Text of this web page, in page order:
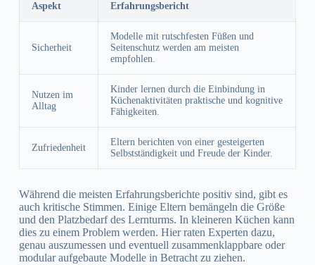
Aspekt Erfahrungsbericht
Sicherheit
Modelle mit rutschfesten Füßen und
Seitenschutz werden am meisten
empfohlen.
Nutzen im
Alltag
Kinder lernen durch die Einbindung in
Küchenaktivitäten praktische und kognitive
Fähigkeiten.
Zufriedenheit
Eltern berichten von einer gesteigerten
Selbstständigkeit und Freude der Kinder.
Während die meisten Erfahrungsberichte positiv sind, gibt es
auch kritische Stimmen. Einige Eltern bemängeln die Größe
und den Platzbedarf des Lernturms. In kleineren Küchen kann
dies zu einem Problem werden. Hier raten Experten dazu,
genau auszumessen und eventuell zusammenklappbare oder
modular aufgebaute Modelle in Betracht zu ziehen.